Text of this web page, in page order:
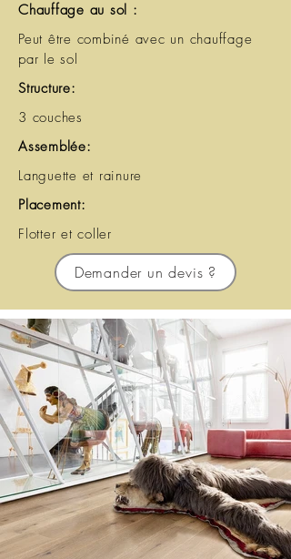
Chauffage au sol :
Peut être combiné avec un chauffage
par le sol
Structure:
3 couches
Assemblée:
Languette et rainure
Placement:
Flotter et coller
Demander un devis ?